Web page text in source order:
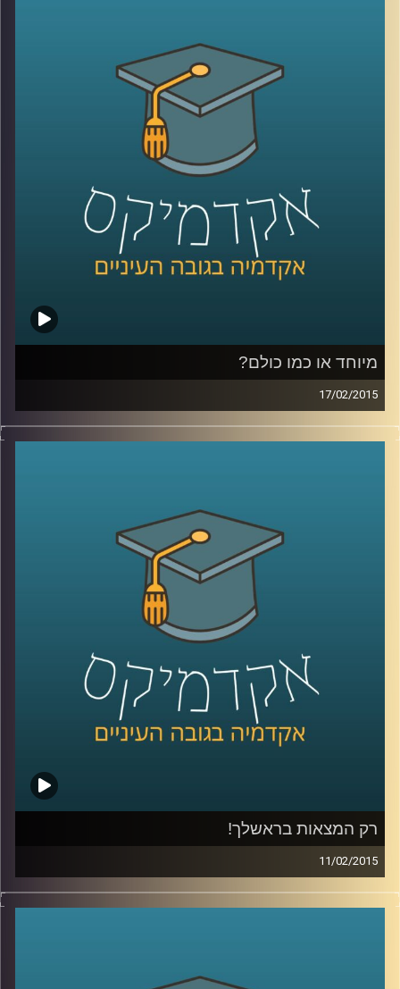
המסוכסכת הקיימת הגדיר רגשות שחווים
הצדדים לסכסוך ובחן מה קורה כשמגבירים חלק
מהרגשות ומנמיכים את תדירותם של אחרים.
ההגדרות עוזרות להבין מה מניע אותנו, לאיזה
כיוון ומה ניתן ללמד אותנו. מאמינים שאנשים
מסוגלים להשתנות? ענו לעצמכם על השאלה
כהכנה לתכנית.
AudioVersity
מיוחד או כמו כולם?
17/02/2015
דוקטור ירון תימור, סגן דיקן ביה"ס למנהל
תלויה בשאלה מה עושים איתו האחרים. מה
לגבי תגובת הצרכנים לשינויים טכנולוגיים? אולי
אנחנו רק חושבים שאנחנו מתקדמים. שיחת
שיווק שזורה באישיותו הפעלתנית והאופטימית
קרדיט תמונות: AudioVersity
רק המצאות בראשלך!
11/02/2015
דוקטור נעם למלשטרייך לטר, דיקן ומייסד
כבר במהלך לימודי הדוקטורט פרסם מאמרים